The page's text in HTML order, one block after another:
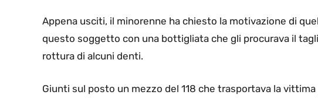
Appena usciti, il minorenne ha chiesto la motivazione di
questo soggetto con una bottigliata che gli procurava il
rottura di alcuni denti.
Giunti sul posto un mezzo del 118 che trasportava la